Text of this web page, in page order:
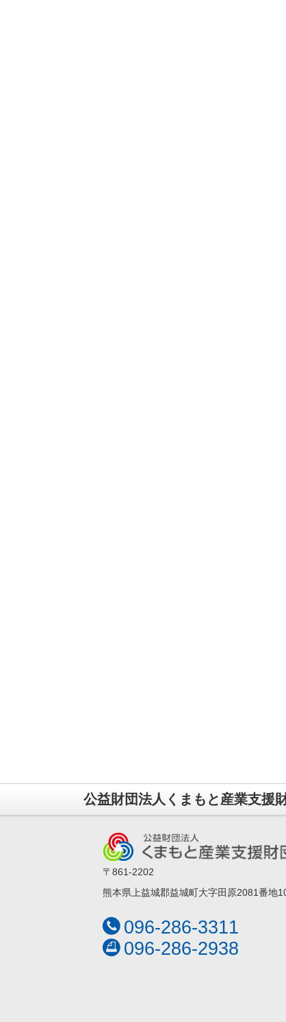
公益財団法人くまもと産業支援
〒861-2202
熊本県上益城郡益城町大字田原2081番地
096-286-3311
096-286-2938